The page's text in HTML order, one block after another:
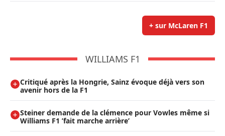
+ sur McLaren F1
WILLIAMS F1
Critiqué après la Hongrie, Sainz évoque déjà vers son
avenir hors de la F1
Steiner demande de la clémence pour Vowles même si
Williams F1 ’fait marche arrière’